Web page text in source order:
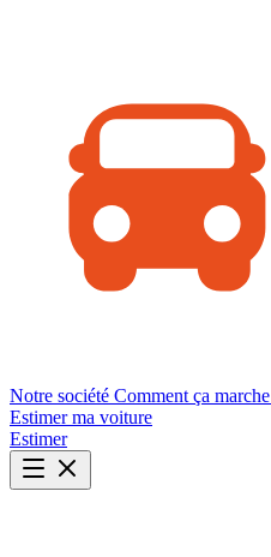
Notre société Comment ça marche
Estimer ma voiture
Estimer